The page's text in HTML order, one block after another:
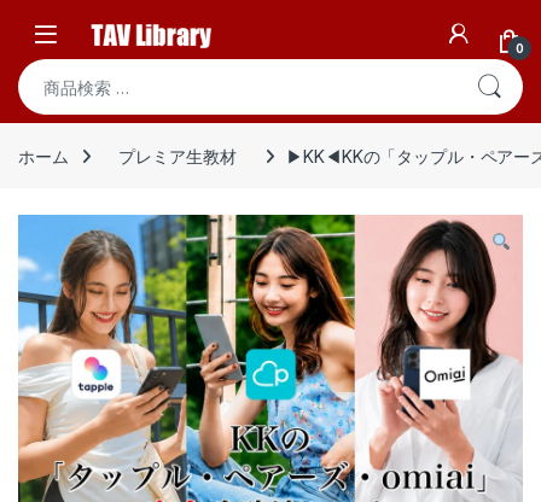
Open
0
検索対象:
ホーム プレミア生教材 ▶︎KK◀︎KKの「タップル・ペアー